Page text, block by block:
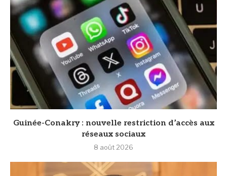
Guinée-Conakry : nouvelle restriction d’accès aux
réseaux sociaux
8 août 2026